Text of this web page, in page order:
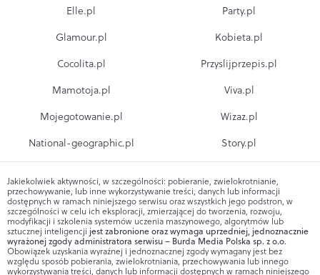
Elle.pl
Glamour.pl
Cocolita.pl
Mamotoja.pl
Mojegotowanie.pl
National-geographic.pl
Party.pl
Kobieta.pl
Przyslijprzepis.pl
Viva.pl
Wizaz.pl
Story.pl
Jakiekolwiek aktywności, w szczególności: pobieranie, zwielokrotnianie,
przechowywanie, lub inne wykorzystywanie treści, danych lub informacji
dostępnych w ramach niniejszego serwisu oraz wszystkich jego podstron, w
szczególności w celu ich eksploracji, zmierzającej do tworzenia, rozwoju,
modyfikacji i szkolenia systemów uczenia maszynowego, algorytmów lub
sztucznej inteligencji jest zabronione oraz wymaga uprzedniej, jednoznacznie
wyrażonej zgody administratora serwisu – Burda Media Polska sp. z o.o.
Obowiązek uzyskania wyraźnej i jednoznacznej zgody wymagany jest bez
względu sposób pobierania, zwielokrotniania, przechowywania lub innego
wykorzystywania treści, danych lub informacji dostępnych w ramach niniejszego